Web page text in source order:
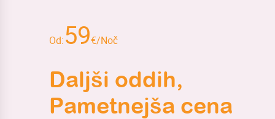
Od:59€/Noč
Daljši oddih,
Pametnejša cena